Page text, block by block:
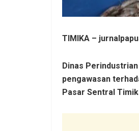
TIMIKA –
Dinas
pengawasan
Pasar Sentral